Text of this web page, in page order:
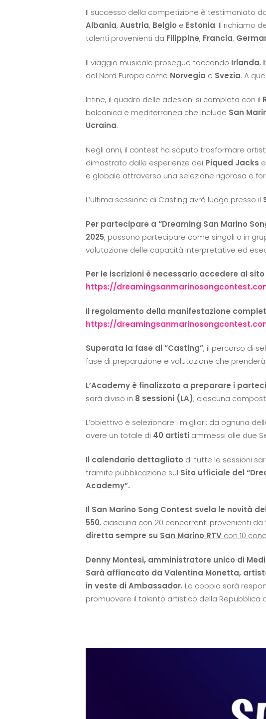
Il successo della competizione è testimoniato
Albania, Austria, Belgio e Estonia. Il richiamo
talenti provenienti da Filippine, Francia,
Il viaggio musicale prosegue toccando Irlanda,
del Nord Europa come Norvegia e Svezia. A
Infine, il quadro delle adesioni si completa con il
balcanica e mediterranea che include San
Ucraina.
Negli anni, il contest ha saputo trasformare
dimostrato dalle esperienze dei Piqued Jacks
e globale attraverso una selezione rigorosa e
L’ultima sessione di Casting avrà luogo presso il
Per partecipare a “Dreaming San Marino
2025, possono partecipare come singoli o in
valutazione delle capacità interpretative ed
Per le iscrizioni è necessario accedere al
https://
Il regolamento della manifestazione
https://
Superata la fase di “Casting”, il percorso di
fase di preparazione e valutazione che
L’Academy è finalizzata a preparare i
sarà diviso in 8 sessioni (LA), ciascuna
L’obiettivo è selezionare i migliori: da ognuna
avere un totale di 40 artisti ammessi alle due
Il calendario dettagliato di tutte le sessioni
tramite pubblicazione sul Sito ufficiale del
Academy”.
Il San Marino Song Contest svela le novità
550, ciascuna con 20 concorrenti provenienti da
diretta sempre su San Marino RTV con 10
Denny Montesi, amministratore unico di
Sarà affiancato da Valentina Monetta,
in veste di Ambassador. La coppia sarà
promuovere il talento artistico della Repubblica